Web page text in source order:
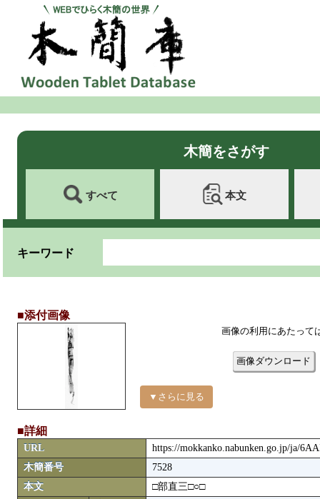
木簡をさがす
すべて 本文
キーワード
■添付画像
▼さらに見る
画像の利用にあたって
画像ダウンロード
■詳細
URL
https://mokkanko.nabunken.go.jp/ja/
木簡番号
7528
本文
□部直三□○□